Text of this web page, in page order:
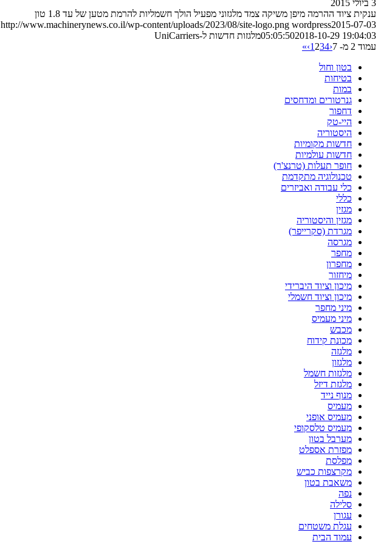
3 ביולי 2015
ענקית ציוד ההרמה מיפן משיקה צמד מלגזוני מפעיל הולך חשמליות להרמת מטען של עד 1.8 טון
http://www.machinerynews.co.il/wp-content/uploads/2023/08/site-logo.png wordpress2015-07-03
05:05:502018-10-29 19:04:03
מלגזות חדשות ל-UniCarriers
עמוד 2 מ- 7
‹
1 234
›
»
בטון וחול
בטיחות
במות
גנרטורים ומדחסים
דחפור
היי-טק
היסטוריה
חדשות מקומיות
חדשות עולמיות
חופר תעלות (טרנצ'ר)
טכנולוגיה מתקדמת
כלי עבודה ואביזרים
כללי
מגזין
מגזין והיסטוריה
מגרדת (סקרייפר)
מגרסה
מחפר
מחפרון
מיחזור
מיכון וציוד היברידי
מיכון וציוד חשמלי
מיני מחפר
מיני מעמיס
מכבש
מכונת קידוח
מלגזה
מלגזון
מלגזות חשמל
מלגזת דיזל
מנוף נייד
מעמיס
מעמיס אופני
מעמיס טלסקופי
מערבל בטון
מפזרת אספלט
מפלסת
מקרצפות כביש
משאבת בטון
נפה
סלילה
עגורן
עגלת משטחים
עמוד הבית